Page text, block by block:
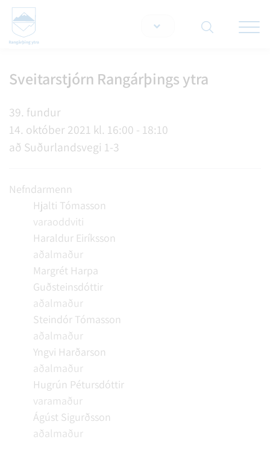
Sveitarstjórn Rangárþings ytra
39. fundur
14. október 2021 kl. 16:00 - 18:10
að Suðurlandsvegi 1-3
Nefndarmenn
Hjalti Tómasson
varaoddviti
Haraldur Eiríksson
aðalmaður
Margrét Harpa
Guðsteinsdóttir
aðalmaður
Steindór Tómasson
aðalmaður
Yngvi Harðarson
aðalmaður
Hugrún Pétursdóttir
varamaður
Ágúst Sigurðsson
aðalmaður
Leita á vef